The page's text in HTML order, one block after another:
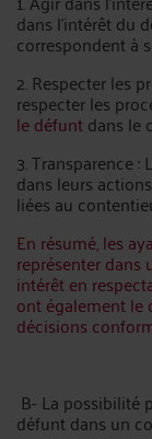
dans l'intérêt du
correspondent à
2. Respecter les
respecter les
le défuntdans le
3. Transparence
dans leurs
liées au
En résumé, les
représenter
intérêt en
ont également le
décisions
B- La possibilité
défunt dans un